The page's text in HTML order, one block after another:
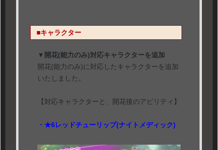
■キャラクター
▼開花(能力のみ)対応キャラクターを追加
開花(能力のみ)に対応したキャラクターを追加
いたしました。
【対応キャラクターと、開花後のアビリティ】
・★6レッドチューリップ(ナイトメディック)